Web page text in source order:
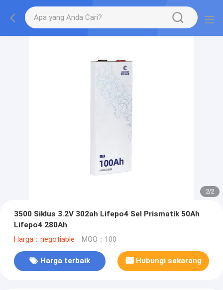
2/2
3500 Siklus 3.2V 302ah Lifepo4 Sel Prismatik 50Ah
Lifepo4 280Ah
Harga：negotiable MOQ：100
Harga terbaik Hubungi sekarang